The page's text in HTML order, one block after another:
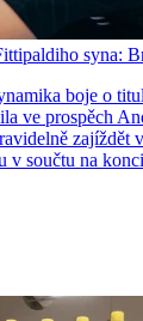
syna:
boje o
ve prospěch
zajíždět
v součtu na